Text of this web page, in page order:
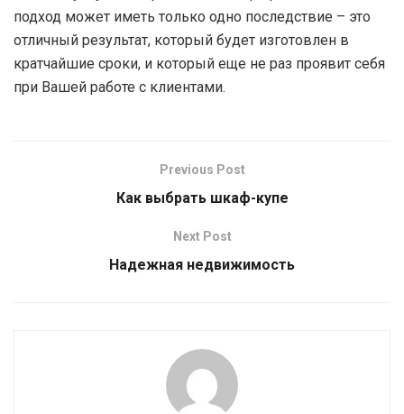
подход может иметь только одно последствие – это
отличный результат, который будет изготовлен в
кратчайшие сроки, и который еще не раз проявит себя
при Вашей работе с клиентами.
Previous Post
Как выбрать шкаф-купе
Next Post
Надежная недвижимость